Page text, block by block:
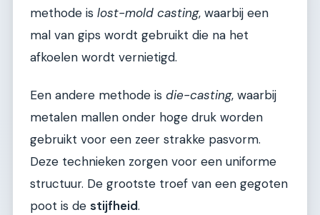
methode is lost-mold casting, waarbij een
mal van gips wordt gebruikt die na het
afkoelen wordt vernietigd.
Een andere methode is die-casting, waarbij
metalen mallen onder hoge druk worden
gebruikt voor een zeer strakke pasvorm.
Deze technieken zorgen voor een uniforme
structuur. De grootste troef van een gegoten
poot is de stijfheid.